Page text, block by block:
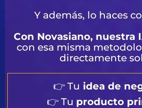
Y además, lo haces
Con Novasiano, nuestra
con esa misma
directamente
👉 Tu idea de
👉 Tu producto